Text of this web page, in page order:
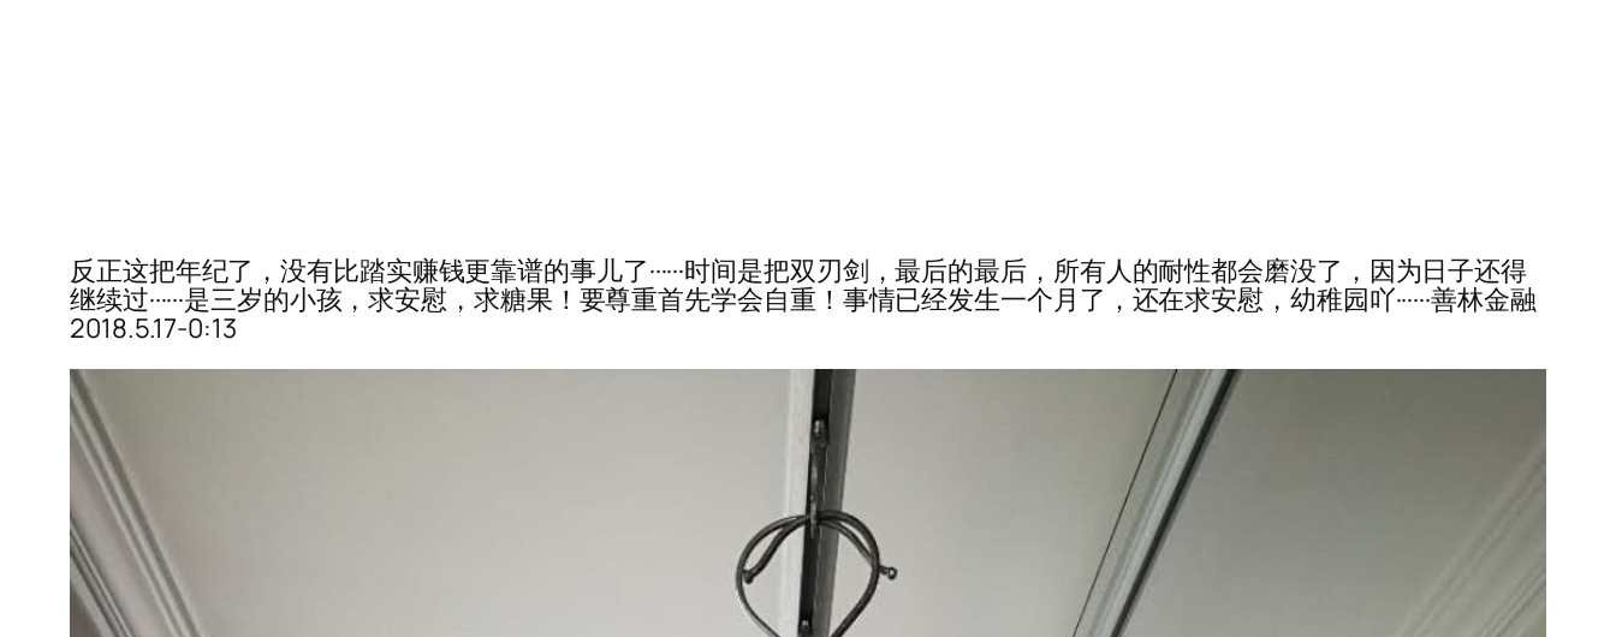
反正这把年纪了，没有比踏实赚钱更靠谱的事儿了······时间是把双刃剑，最后的最后，所有人的耐性都会磨没了，因为日子还得
继续过······是三岁的小孩，求安慰，求糖果！要尊重首先学会自重！事情已经发生一个月了，还在求安慰，幼稚园吖······善林金融
2018.5.17-0:13